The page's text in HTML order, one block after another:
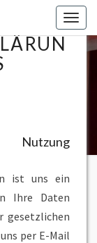
Nutzung
ist uns ein
Ihre Daten
gesetzlichen
per E-Mail